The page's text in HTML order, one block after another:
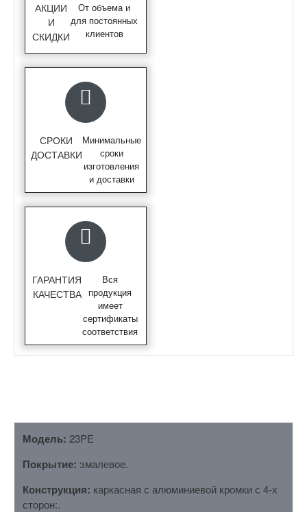
АКЦИИ
И
СКИДКИ
От объема и
для постоянных
клиентов
СРОКИ
ДОСТАВКИ
Минимальные
сроки
изготовления
и доставки
ГАРАНТИЯ
КАЧЕСТВА
Вся
продукция
имеет
сертификаты
соответствия
Модель: 23PE
Покрытие: эмалевое.
Конструкция: каркасная с алюминиевой кромки с 4-х
сторон:.